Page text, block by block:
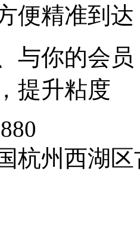
便精准到达
与你的会员
提升粘度
杭州西湖